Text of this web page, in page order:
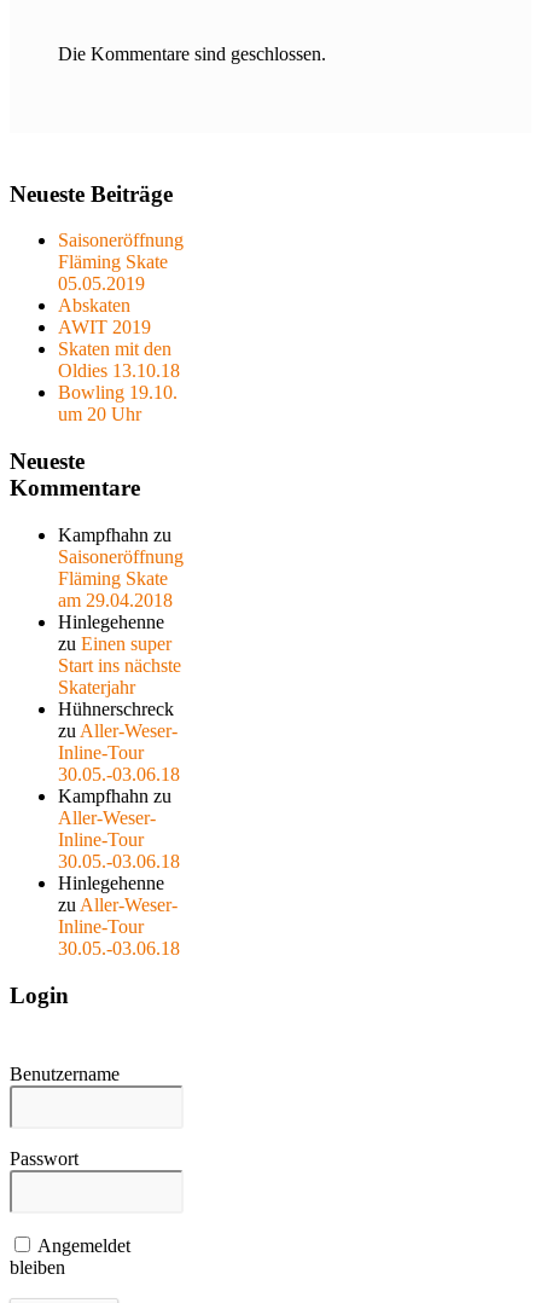
Die Kommentare sind geschlossen.
Neueste Beiträge
Saisoneröffnung
Fläming Skate
05.05.2019
Abskaten
AWIT 2019
Skaten mit den
Oldies 13.10.18
Bowling 19.10.
um 20 Uhr
Neueste
Kommentare
Kampfhahn zu
Saisoneröffnung
Fläming Skate
am 29.04.2018
Hinlegehenne
zu Einen super
Start ins nächste
Skaterjahr
Hühnerschreck
zu Aller-Weser-
Inline-Tour
30.05.-03.06.18
Kampfhahn zu
Aller-Weser-
Inline-Tour
30.05.-03.06.18
Hinlegehenne
zu Aller-Weser-
Inline-Tour
30.05.-03.06.18
Login
Benutzername
Passwort
Angemeldet
bleiben